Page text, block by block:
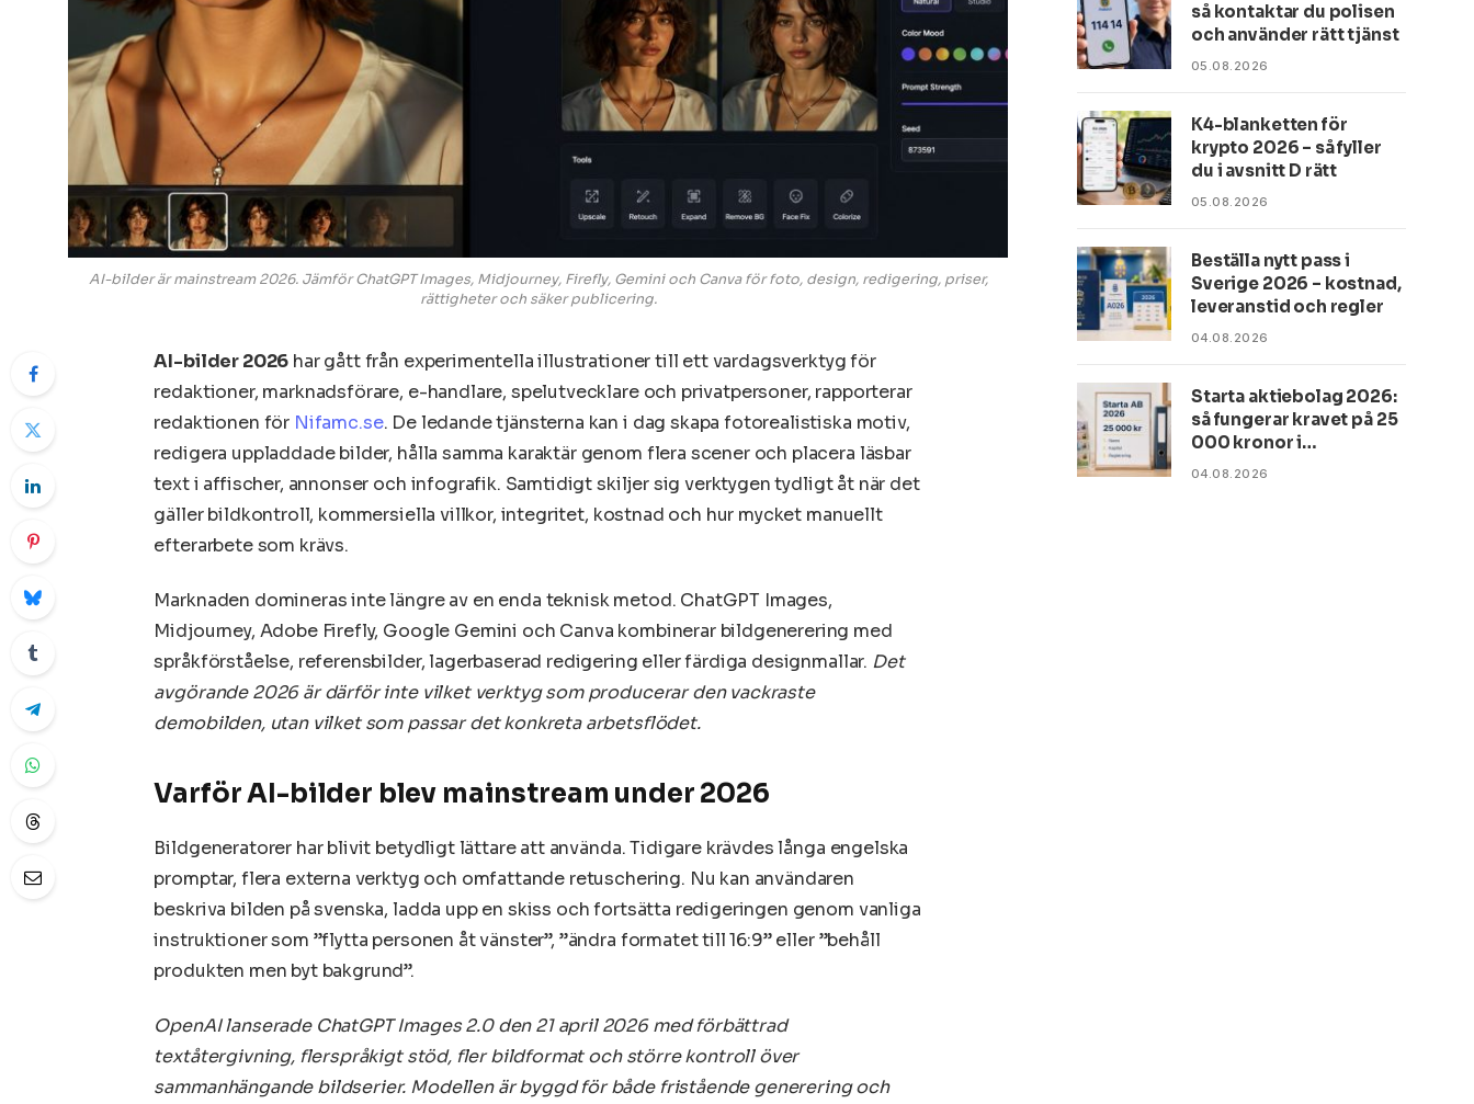
AI-bilder är mainstream 2026. Jämför ChatGPT Images, Midjourney, Firefly, Gemini och Canva för foto, design, redigering, priser,
rättigheter och säker publicering.
AI-bilder 2026 har gått från experimentella illustrationer till ett vardagsverktyg för
redaktioner, marknadsförare, e-handlare, spelutvecklare och privatpersoner, rapporterar
redaktionen för Nifamc.se. De ledande tjänsterna kan i dag skapa fotorealistiska motiv,
redigera uppladdade bilder, hålla samma karaktär genom flera scener och placera läsbar
text i affischer, annonser och infografik. Samtidigt skiljer sig verktygen tydligt åt när det
gäller bildkontroll, kommersiella villkor, integritet, kostnad och hur mycket manuellt
efterarbete som krävs.
Marknaden domineras inte längre av en enda teknisk metod. ChatGPT Images,
Midjourney, Adobe Firefly, Google Gemini och Canva kombinerar bildgenerering med
språkförståelse, referensbilder, lagerbaserad redigering eller färdiga designmallar. Det
avgörande 2026 är därför inte vilket verktyg som producerar den vackraste
demobilden, utan vilket som passar det konkreta arbetsflödet.
Varför AI-bilder blev mainstream under 2026
Bildgeneratorer har blivit betydligt lättare att använda. Tidigare krävdes långa engelska
promptar, flera externa verktyg och omfattande retuschering. Nu kan användaren
beskriva bilden på svenska, ladda upp en skiss och fortsätta redigeringen genom vanliga
instruktioner som ”flytta personen åt vänster”, ”ändra formatet till 16:9” eller ”behåll
produkten men byt bakgrund”.
OpenAI lanserade ChatGPT Images 2.0 den 21 april 2026 med förbättrad
textåtergivning, flerspråkigt stöd, fler bildformat och större kontroll över
sammanhängande bildserier. Modellen är byggd för både fristående generering och
så kontaktar du polisen
och använder rätt tjänst
05.08.2026
K4-blanketten för
krypto 2026 – så fyller
du i avsnitt D rätt
05.08.2026
Beställa nytt pass i
Sverige 2026 – kostnad,
leveranstid och regler
04.08.2026
Starta aktiebolag 2026:
så fungerar kravet på 25
000 kronor i
aktiekapital
04.08.2026